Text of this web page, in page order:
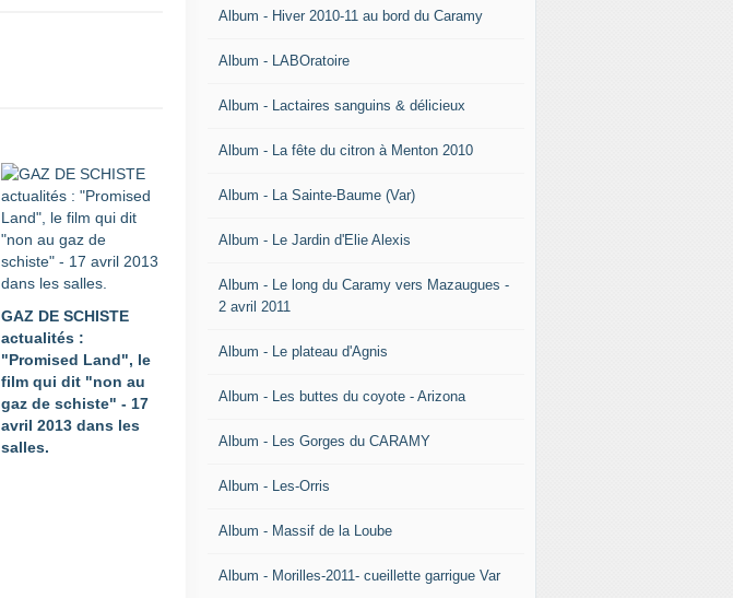
GAZ DE SCHISTE
actualités :
"Promised Land", le
film qui dit "non au
gaz de schiste" - 17
avril 2013 dans les
salles.
Album - Hiver 2010-11 au bord du Caramy
Album - LABOratoire
Album - Lactaires sanguins & délicieux
Album - La fête du citron à Menton 2010
Album - La Sainte-Baume (Var)
Album - Le Jardin d'Elie Alexis
Album - Le long du Caramy vers Mazaugues -
2 avril 2011
Album - Le plateau d'Agnis
Album - Les buttes du coyote - Arizona
Album - Les Gorges du CARAMY
Album - Les-Orris
Album - Massif de la Loube
Album - Morilles-2011- cueillette garrigue Var